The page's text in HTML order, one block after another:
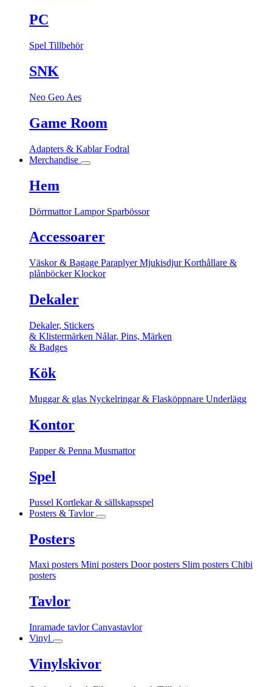
PC
Spel Tillbehör
SNK
Neo Geo Aes
Game Room
Adapters & KablarFodral
Merchandise
Hem
DörrmattorLampor Sparbössor
Accessoarer
Väskor & Bagage ParaplyerMjukisdjurKorthållare &
plånböckerKlockor
Dekaler
Dekaler, Stickers
& Klistermärken Nålar, Pins, Märken
& Badges
Kök
Muggar & glas Nyckelringar & Flasköppnare Underlägg
Kontor
Papper & Penna Musmattor
Spel
Pussel Kortlekar & sällskapsspel
Posters & Tavlor
Posters
Maxi posters Mini posters Door posters Slim posters Chibi
posters
Tavlor
Inramade tavlorCanvastavlor
Vinyl
Vinylskivor